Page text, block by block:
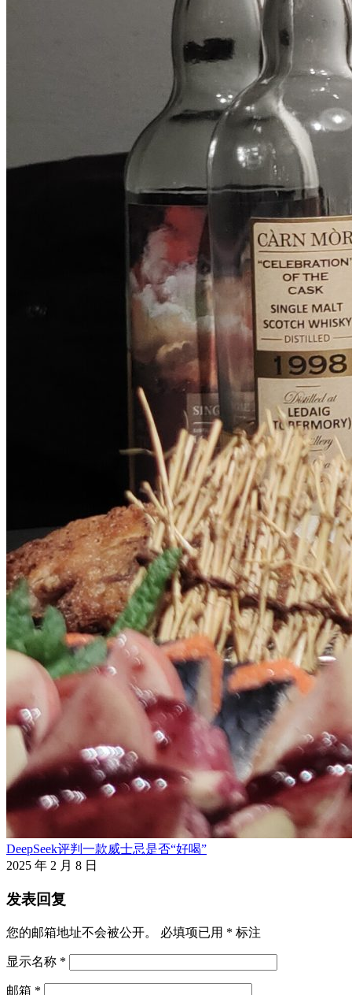
DeepSeek评判一款威士忌是否“好喝”
2025 年 2 月 8 日
发表回复
您的邮箱地址不会被公开。 必填项已用 * 标注
显示名称 *
邮箱 *